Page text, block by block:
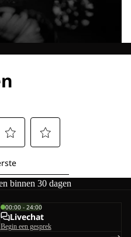
binnen 30 dagen
00:00 - 24:00
Livechat
Begin een gesprek